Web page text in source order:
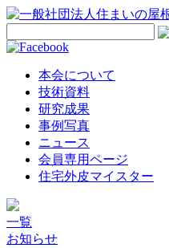
本会について
技術資料
研究成果
事例写真
ニュース
会員専用ページ
住宅外皮マイスター
一覧
お知らせ